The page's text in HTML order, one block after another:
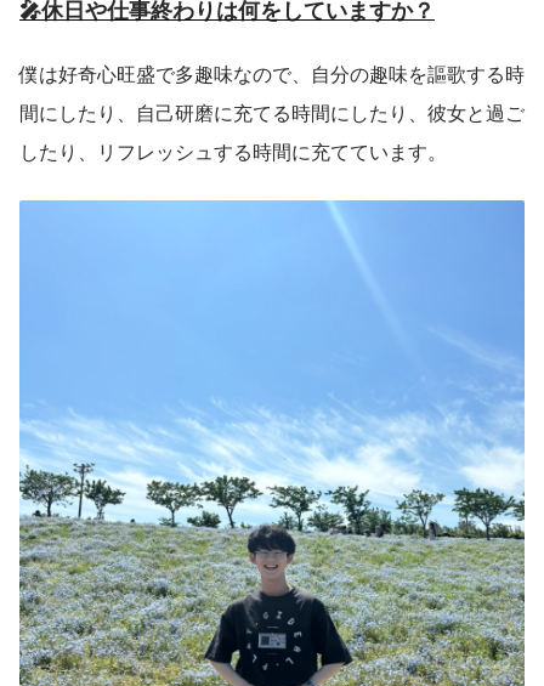
🎤休日や仕事終わりは何をしていますか？
僕は好奇心旺盛で多趣味なので、自分の趣味を謳歌する時
間にしたり、自己研磨に充てる時間にしたり、彼女と過ご
したり、リフレッシュする時間に充てています。